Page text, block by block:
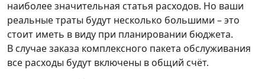
наиболее значительная статья расходов. Но ваши
реальные траты будут несколько большими – это
стоит иметь в виду при планировании бюджета.
В случае заказа комплексного пакета обслуживания
все расходы будут включены в общий счёт.